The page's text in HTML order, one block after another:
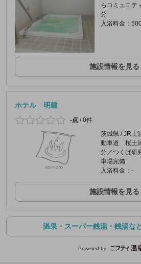
らコミュニテ
分
入浴料金：
施設情報を見る
ホテル 明建
-点 /0件
茨城県 / JR土
動車道 桜土
分／つくば研
車場完備
入浴料金：-
施設情報を見る
温泉・スーパー銭湯・銭湯な
Powered by